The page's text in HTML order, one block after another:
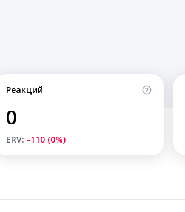
Реакций
0
ERV: -110 (0%)